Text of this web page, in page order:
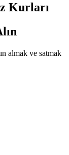
Kurları
almak ve satmak